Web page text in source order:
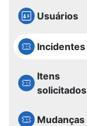
Usuários
Incidentes
Itens
solicitados
Mudanças